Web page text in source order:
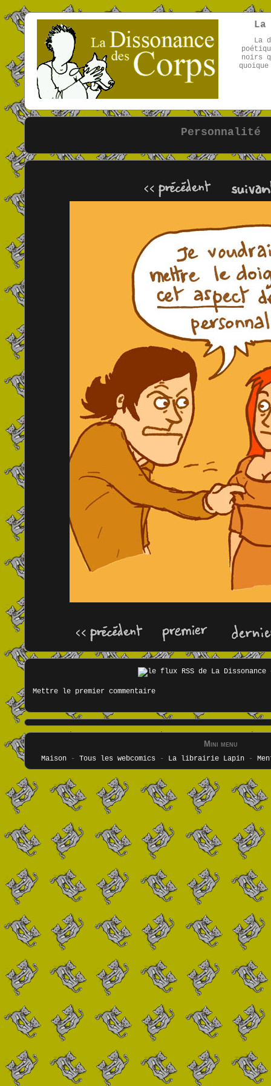
La
La
noirs
Personnalité
Mettre le premier commentaire
Mini menu
Maison- Tous les webcomics - La librairie Lapin-